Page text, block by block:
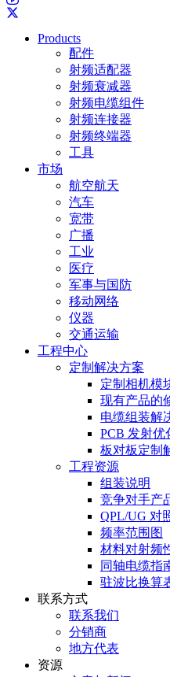
Products
配件
射频适配器
射频衰减器
射频电缆组件
射频连接器
射频终端器
工具
市场
航空航天
汽车
宽带
广播
工业
医疗
军事与国防
移动网络
仪器
交通运输
工程中心
定制解决方案
定制相机模
现有产品的
电缆组装解
PCB 发射优
板对板定制
工程资源
组装说明
竞争对手产
QPL/UG 对
频率范围图
材料对射频
同轴电缆指
驻波比换算
联系方式
联系我们
分销商
地方代表
资源